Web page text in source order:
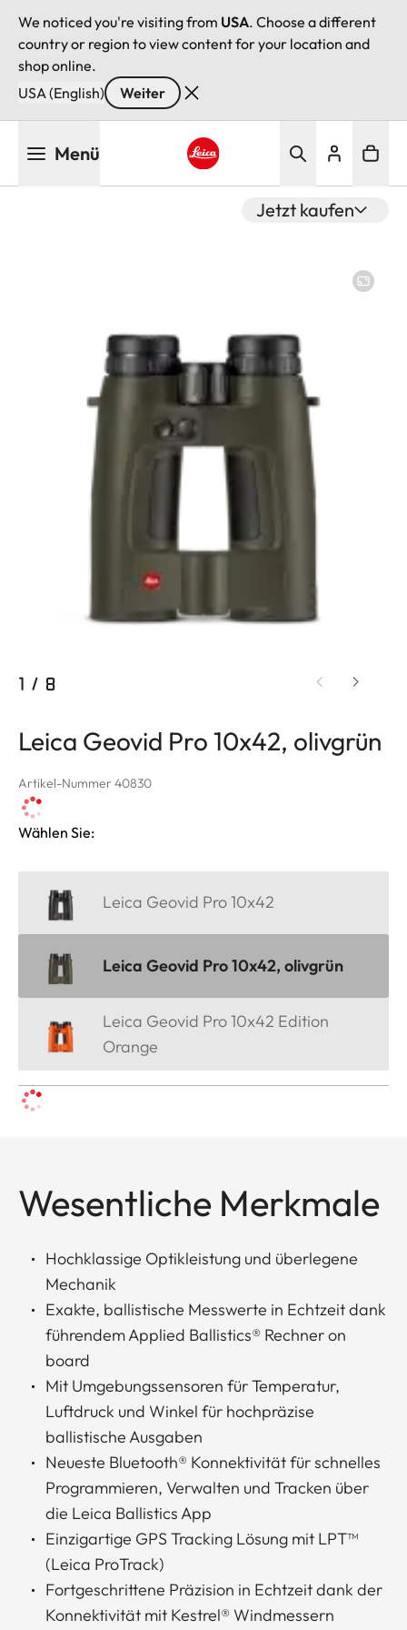
We noticed you're visiting from USA. Choose a different
country or region to view content for your location and
shop online.
USA (English)
Weiter
Menü
Jetzt kaufen
1 / 8
Leica Geovid Pro 10x42, olivgrün
Artikel-Nummer 40830
Wählen Sie:
Leica Geovid Pro 10x42
Leica Geovid Pro 10x42, olivgrün
Leica Geovid Pro 10x42 Edition
Orange
Wesentliche Merkmale
Hochklassige Optikleistung und überlegene
Mechanik
Exakte, ballistische Messwerte in Echtzeit dank
führendem Applied Ballistics® Rechner on
board
Mit Umgebungssensoren für Temperatur,
Luftdruck und Winkel für hochpräzise
ballistische Ausgaben
Neueste Bluetooth® Konnektivität für schnelles
Programmieren, Verwalten und Tracken über
die Leica Ballistics App
Einzigartige GPS Tracking Lösung mit LPT™
(Leica ProTrack)
Fortgeschrittene Präzision in Echtzeit dank der
Konnektivität mit Kestrel® Windmessern